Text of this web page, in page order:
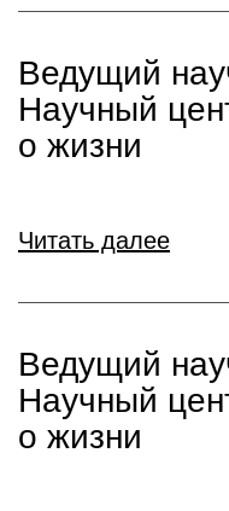
Ведущий
Научный
о жизни
Читать далее
Ведущий
Научный
о жизни